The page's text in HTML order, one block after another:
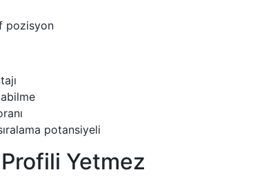
pozisyon
potansiyeli
Yetmez